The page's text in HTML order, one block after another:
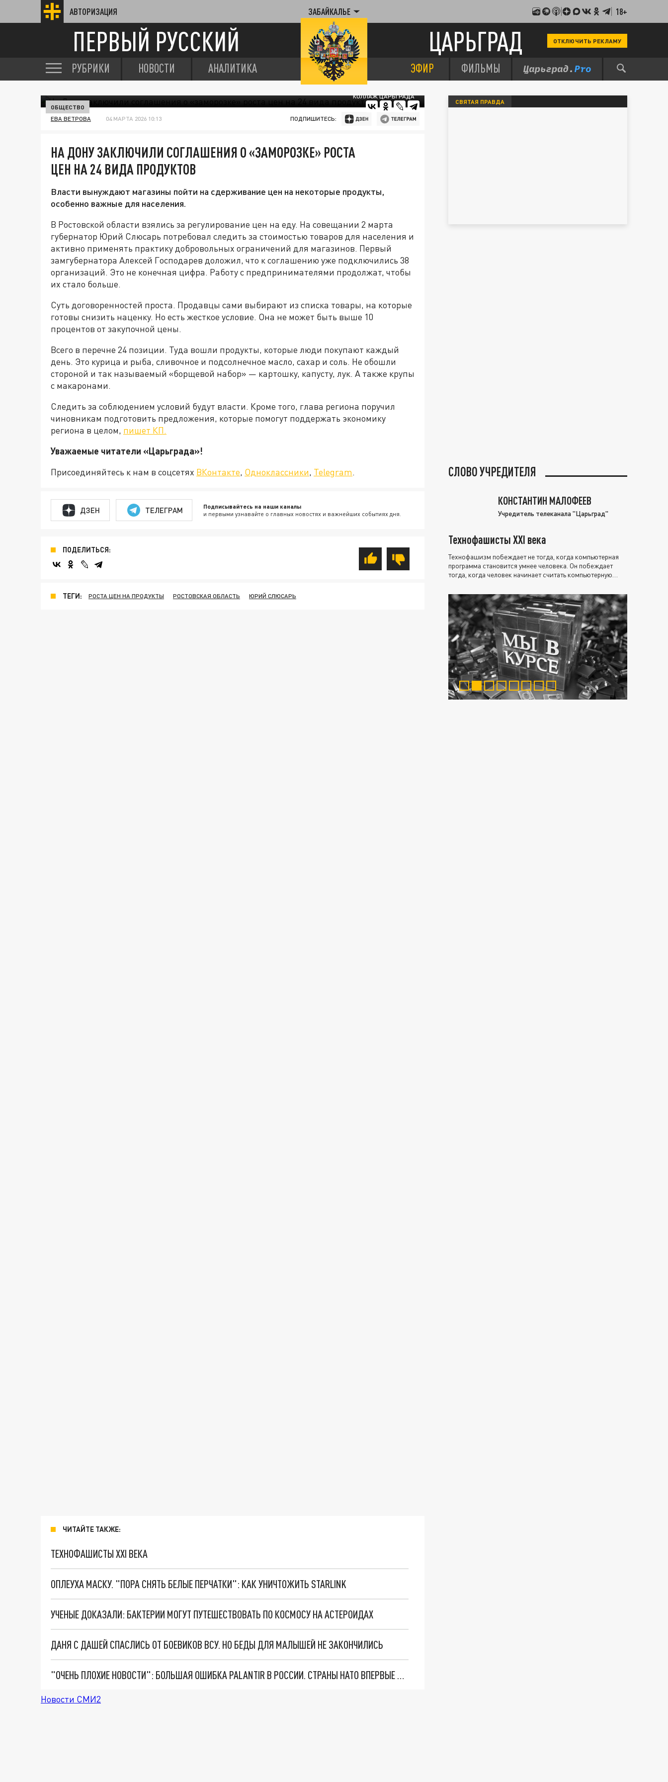
АВТОРИЗАЦИЯ ЗАБАЙКАЛЬЕ 18+
ПЕРВЫЙ РУССКИЙ ЦАРЬГРАД ОТКЛЮЧИТЬ РЕКЛАМУ
РУБРИКИ НОВОСТИ АНАЛИТИКА ЭФИР ФИЛЬМЫ
КОЛЛАЖ ЦАРЬГРАДА
ОБЩЕСТВО
ЕВА ВЕТРОВА 04 МАРТА 2026 10:13 ПОДПИШИТЕСЬ:
НА ДОНУ ЗАКЛЮЧИЛИ СОГЛАШЕНИЯ О «ЗАМОРОЗКЕ» РОСТА
ЦЕН НА 24 ВИДА ПРОДУКТОВ
Власти вынуждают магазины пойти на сдерживание цен на некоторые продукты,
особенно важные для населения.
В Ростовской области взялись за регулирование цен на еду. На совещании 2 марта
губернатор Юрий Слюсарь потребовал следить за стоимостью товаров для населения и
активно применять практику добровольных ограничений для магазинов. Первый
замгубернатора Алексей Господарев доложил, что к соглашению уже подключились 38
организаций. Это не конечная цифра. Работу с предпринимателями продолжат, чтобы
их стало больше.
Суть договоренностей проста. Продавцы сами выбирают из списка товары, на которые
готовы снизить наценку. Но есть жесткое условие. Она не может быть выше 10
процентов от закупочной цены.
Всего в перечне 24 позиции. Туда вошли продукты, которые люди покупают каждый
день. Это курица и рыба, сливочное и подсолнечное масло, сахар и соль. Не обошли
стороной и так называемый «борщевой набор» — картошку, капусту, лук. А также крупы
с макаронами.
Следить за соблюдением условий будут власти. Кроме того, глава региона поручил
чиновникам подготовить предложения, которые помогут поддержать экономику
региона в целом, пишет КП.
Уважаемые читатели «Царьграда»!
Присоединяйтесь к нам в соцсетях ВКонтакте, Одноклассники, Telegram.
ДЗЕН ТЕЛЕГРАМ Подписывайтесь на наши каналы
и первыми узнавайте о главных новостях и важнейших событиях дня.
ПОДЕЛИТЬСЯ:
ТЕГИ: РОСТА ЦЕН НА ПРОДУКТЫ РОСТОВСКАЯ ОБЛАСТЬ ЮРИЙ СЛЮСАРЬ
ЧИТАЙТЕ ТАКЖЕ:
ТЕХНОФАШИСТЫ XXI ВЕКА
ОПЛЕУХА МАСКУ. "ПОРА СНЯТЬ БЕЛЫЕ ПЕРЧАТКИ": КАК УНИЧТОЖИТЬ STARLINK
УЧЕНЫЕ ДОКАЗАЛИ: БАКТЕРИИ МОГУТ ПУТЕШЕСТВОВАТЬ ПО КОСМОСУ НА АСТЕРОИДАХ
ДАНЯ С ДАШЕЙ СПАСЛИСЬ ОТ БОЕВИКОВ ВСУ. НО БЕДЫ ДЛЯ МАЛЫШЕЙ НЕ ЗАКОНЧИЛИСЬ
"ОЧЕНЬ ПЛОХИЕ НОВОСТИ": БОЛЬШАЯ ОШИБКА PALANTIR В РОССИИ. СТРАНЫ НАТО ВПЕРВЫЕ ЗА СВО ОСТАНОВИЛИ ПОСТАВКИ ОРУЖИЯ. ВСУ ТЕРЯЮТ ПРИГРАНИЧЬЕ?
Новости СМИ2
СВЯТАЯ ПРАВДА
СЛОВО УЧРЕДИТЕЛЯ
КОНСТАНТИН МАЛОФЕЕВ
Учредитель телеканала "Царьград"
Технофашисты XXI века
Технофашизм побеждает не тогда, когда компьютерная
программа становится умнее человека. Он побеждает
тогда, когда человек начинает считать компьютерную